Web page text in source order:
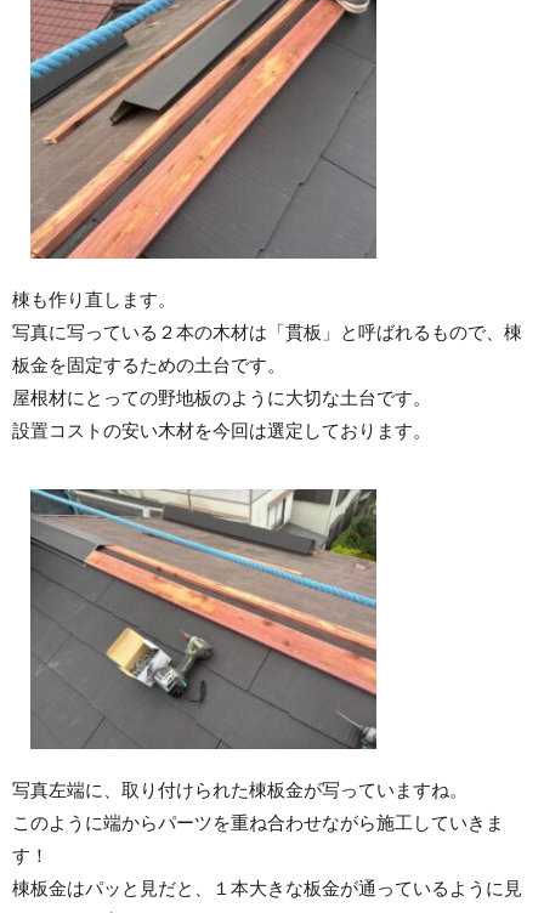
棟も作り直します。
写真に写っている２本の木材は「貫板」と呼ばれるもので、棟
板金を固定するための土台です。
屋根材にとっての野地板のように大切な土台です。
設置コストの安い木材を今回は選定しております。
写真左端に、取り付けられた棟板金が写っていますね。
このように端からパーツを重ね合わせながら施工していきま
す！
棟板金はパッと見だと、１本大きな板金が通っているように見